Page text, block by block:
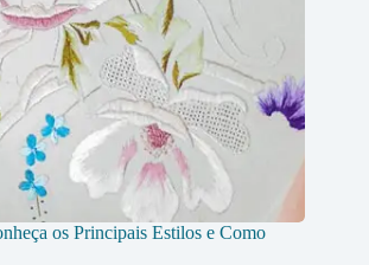
os Principais Estilos e Como